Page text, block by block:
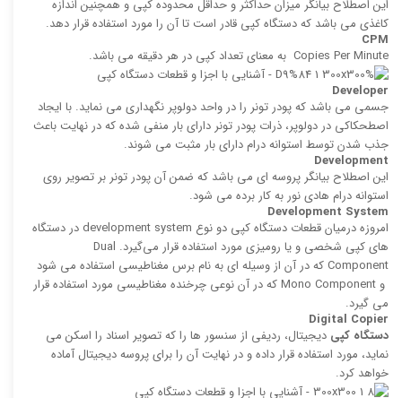
این اصطلاح بیانگر میزان حداكثر و حداقل محدوده كپی و همچنین اندازه
كاغذی می باشد كه دستگاه كپی قادر است تا آن را مورد استفاده قرار دهد.
CPM
‍Copies Per Minute به معنای تعداد كپی در هر دقیقه می باشد.
Developer
جسمی می باشد كه پودر تونر را در واحد دولوپر نگهداری می نماید. با ایجاد
اصطحکاکی در دولوپر، ذرات پودر تونر دارای بار منفی شده كه در نهایت باعث
جذب شدن توسط استوانه درام دارای بار مثبت می ‌شوند.
Development
این اصطلاح بیانگر پروسه ‌ای می باشد كه ضمن آن پودر تونر بر تصویر روی
استوانه درام هادی نور به كار‌ برده می ‌شود.
Development System
امروزه درمیان قطعات دستگاه کپی دو نوع development system در دستگاه
های کپی شخصی و یا رومیزی مورد استفاده قرار می‌گیرد. Dual
Component كه در آن از وسیله ای به نام برس مغناطیسی استفاده می‌ شود
و Mono Component كه در آن نوعی چرخنده مغناطیسی مورد استفاده قرار
می گیرد.
Digital Copier
دستگاه کپی دیجیتال، ردیفی از سنسور ها را كه تصویر اسناد را اسكن می
نماید، مورد استفاده قرار داده و در نهایت آن را برای پروسه دیجیتال آماده
خواهد کرد.